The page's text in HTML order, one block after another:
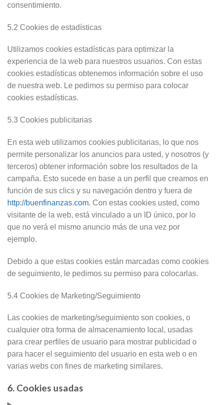
consentimiento.
5.2 Cookies de estadísticas
Utilizamos cookies estadísticas para optimizar la
experiencia de la web para nuestros usuarios. Con estas
cookies estadísticas obtenemos información sobre el uso
de nuestra web. Le pedimos su permiso para colocar
cookies estadísticas.
5.3 Cookies publicitarias
En esta web utilizamos cookies publicitarias, lo que nos
permite personalizar los anuncios para usted, y nosotros (y
terceros) obtener información sobre los resultados de la
campaña. Esto sucede en base a un perfil que creamos en
función de sus clics y su navegación dentro y fuera de
http://buenfinanzas.com. Con estas cookies usted, como
visitante de la web, está vinculado a un ID único, por lo
que no verá el mismo anuncio más de una vez por
ejemplo.
Debido a que estas cookies están marcadas como cookies
de seguimiento, le pedimos su permiso para colocarlas.
5.4 Cookies de Marketing/Seguimiento
Las cookies de marketing/seguimiento son cookies, o
cualquier otra forma de almacenamiento local, usadas
para crear perfiles de usuario para mostrar publicidad o
para hacer el seguimiento del usuario en esta web o en
varias webs con fines de marketing similares.
6. Cookies usadas